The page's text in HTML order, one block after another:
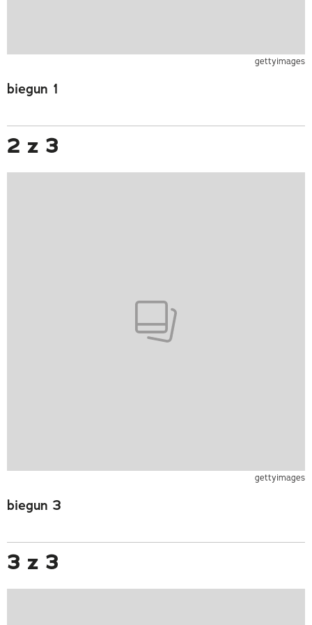
gettyimages
biegun 1
2 z 3
gettyimages
biegun 3
3 z 3